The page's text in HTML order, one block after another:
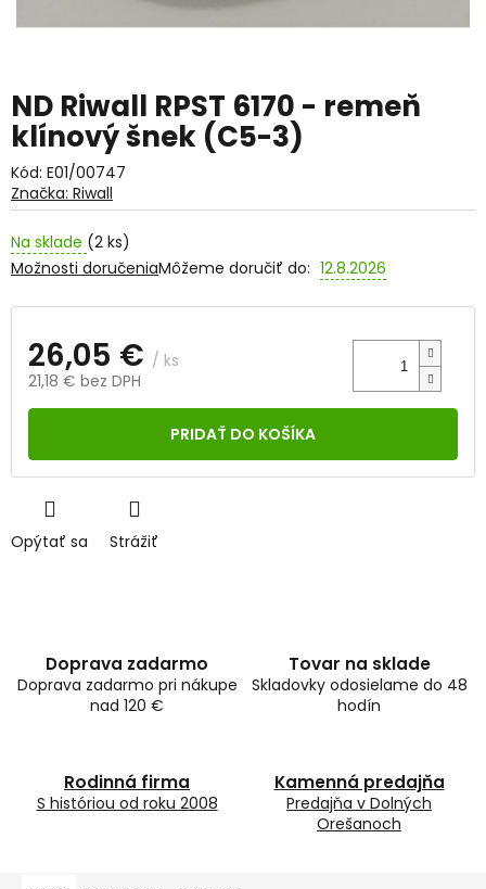
ND Riwall RPST 6170 - remeň
klínový šnek (C5-3)
Kód: E01/00747
Na sklade (2 ks)
Môžeme doručiť do: 12.8.2026
Možnosti doručenia
26,05 € / ks
21,18 € bez DPH
Jednotková
PRIDAŤ DO KOŠÍKA
Opýtať sa Strážiť
Značka: Riwall
Doprava zadarmo
Doprava zadarmo pri nákupe
nad 120 €
Tovar na sklade
Skladovky odosielame do 48
hodín
Rodinná firma
S históriou od roku 2008
Kamenná predajňa
Predajňa v Dolných
Orešanoch